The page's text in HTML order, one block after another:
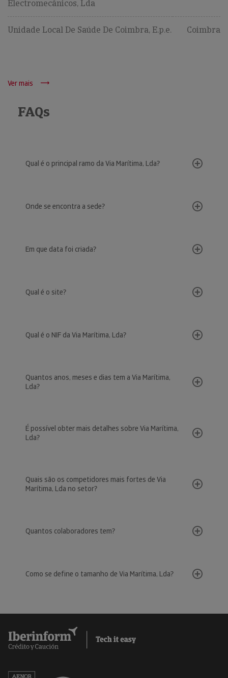
Electromecânicos, Lda
Unidade Local De Saúde De Coimbra, E.p.e. Coimbra
Ver mais
FAQs
Qual é o principal ramo da Via Marítima, Lda?
Onde se encontra a sede?
Em que data foi criada?
Qual é o site?
Qual é o NIF da Via Marítima, Lda?
Quantos anos, meses e dias tem a Via Marítima,
Lda?
É possível obter mais detalhes sobre Via Marítima,
Lda?
Quais são os competidores mais fortes de Via
Marítima, Lda no setor?
Quantos colaboradores tem?
Como se define o tamanho de Via Marítima, Lda?